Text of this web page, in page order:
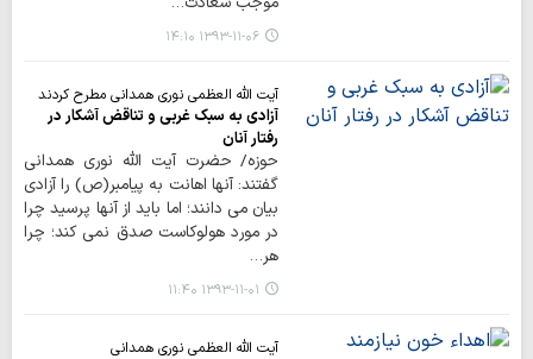
۱۳۹۳-۱۱-۰۶ ۱۴:۱۰
آیت الله العظمی نوری همدانی مطرح کردند
آزادی به سبک غربی و تناقض آشکار در
رفتار آنان
حوزه/ حضرت آیت الله نوری همدانی
گفتند: آنها اهانت به پیامبر(ص) را آزادی
بیان می دانند؛ اما باید از آنها پرسید چرا
در مورد هولوکاست صدق نمی کند؛ چرا
هر…
۱۳۹۳-۱۱-۰۱ ۱۱:۴۰
آیت الله العظمی نوری همدانی